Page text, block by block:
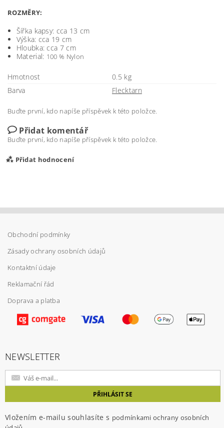
ROZMĚRY:
Šířka kapsy: cca 13 cm
Výška: cca 19 cm
Hloubka: cca 7 cm
Material: 100 % Nylon
Hmotnost
0.5 kg
Barva
Flecktarn
Buďte první, kdo napíše příspěvek k této položce.
Přidat komentář
Buďte první, kdo napíše příspěvek k této položce.
Přidat hodnocení
Vložením hodnocení souhlasíte spodmínkami
ochrany osobních údajů
Obchodní podmínky
Zásady ochrany osobních údajů
Kontaktní údaje
Reklamační řád
Doprava a platba
NEWSLETTER
Vložením e-mailu souhlasíte s podmínkami ochrany osobních